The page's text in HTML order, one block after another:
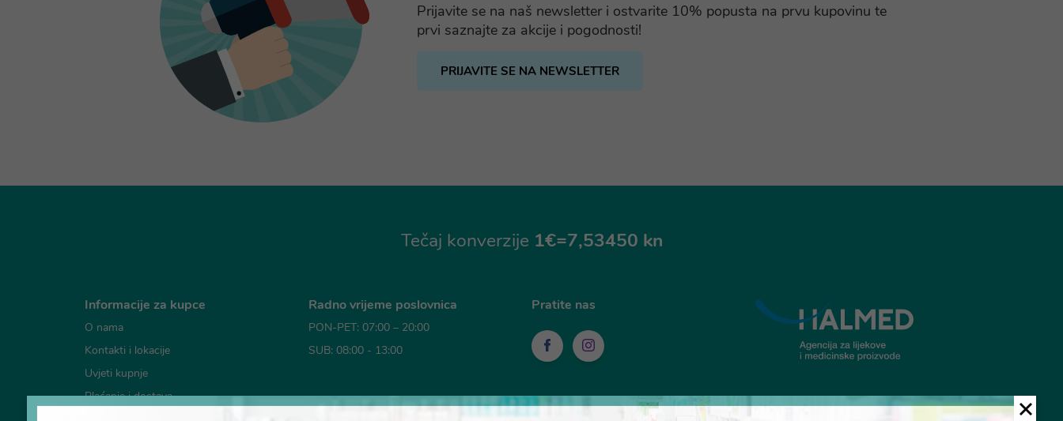
Prijavite se na naš newsletter i ostvarite 10% popusta na prvu kupovinu te
prvi saznajte za akcije i pogodnosti!
PRIJAVITE SE NA NEWSLETTER
Tečaj konverzije 1€=7,53450 kn
Informacije za kupce
O nama
Kontakti i lokacije
Uvjeti kupnje
Plaćanje i dostava
Radno vrijeme poslovnica
PON-PET: 07:00 – 20:00
SUB: 08:00 - 13:00
Pratite nas
Mogućnosti plaćanja